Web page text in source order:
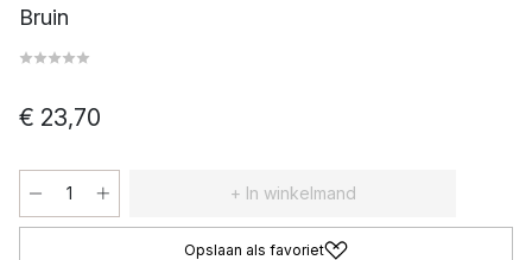
Bruin
€ 23,70
+ In winkelmand
Opslaan als favoriet